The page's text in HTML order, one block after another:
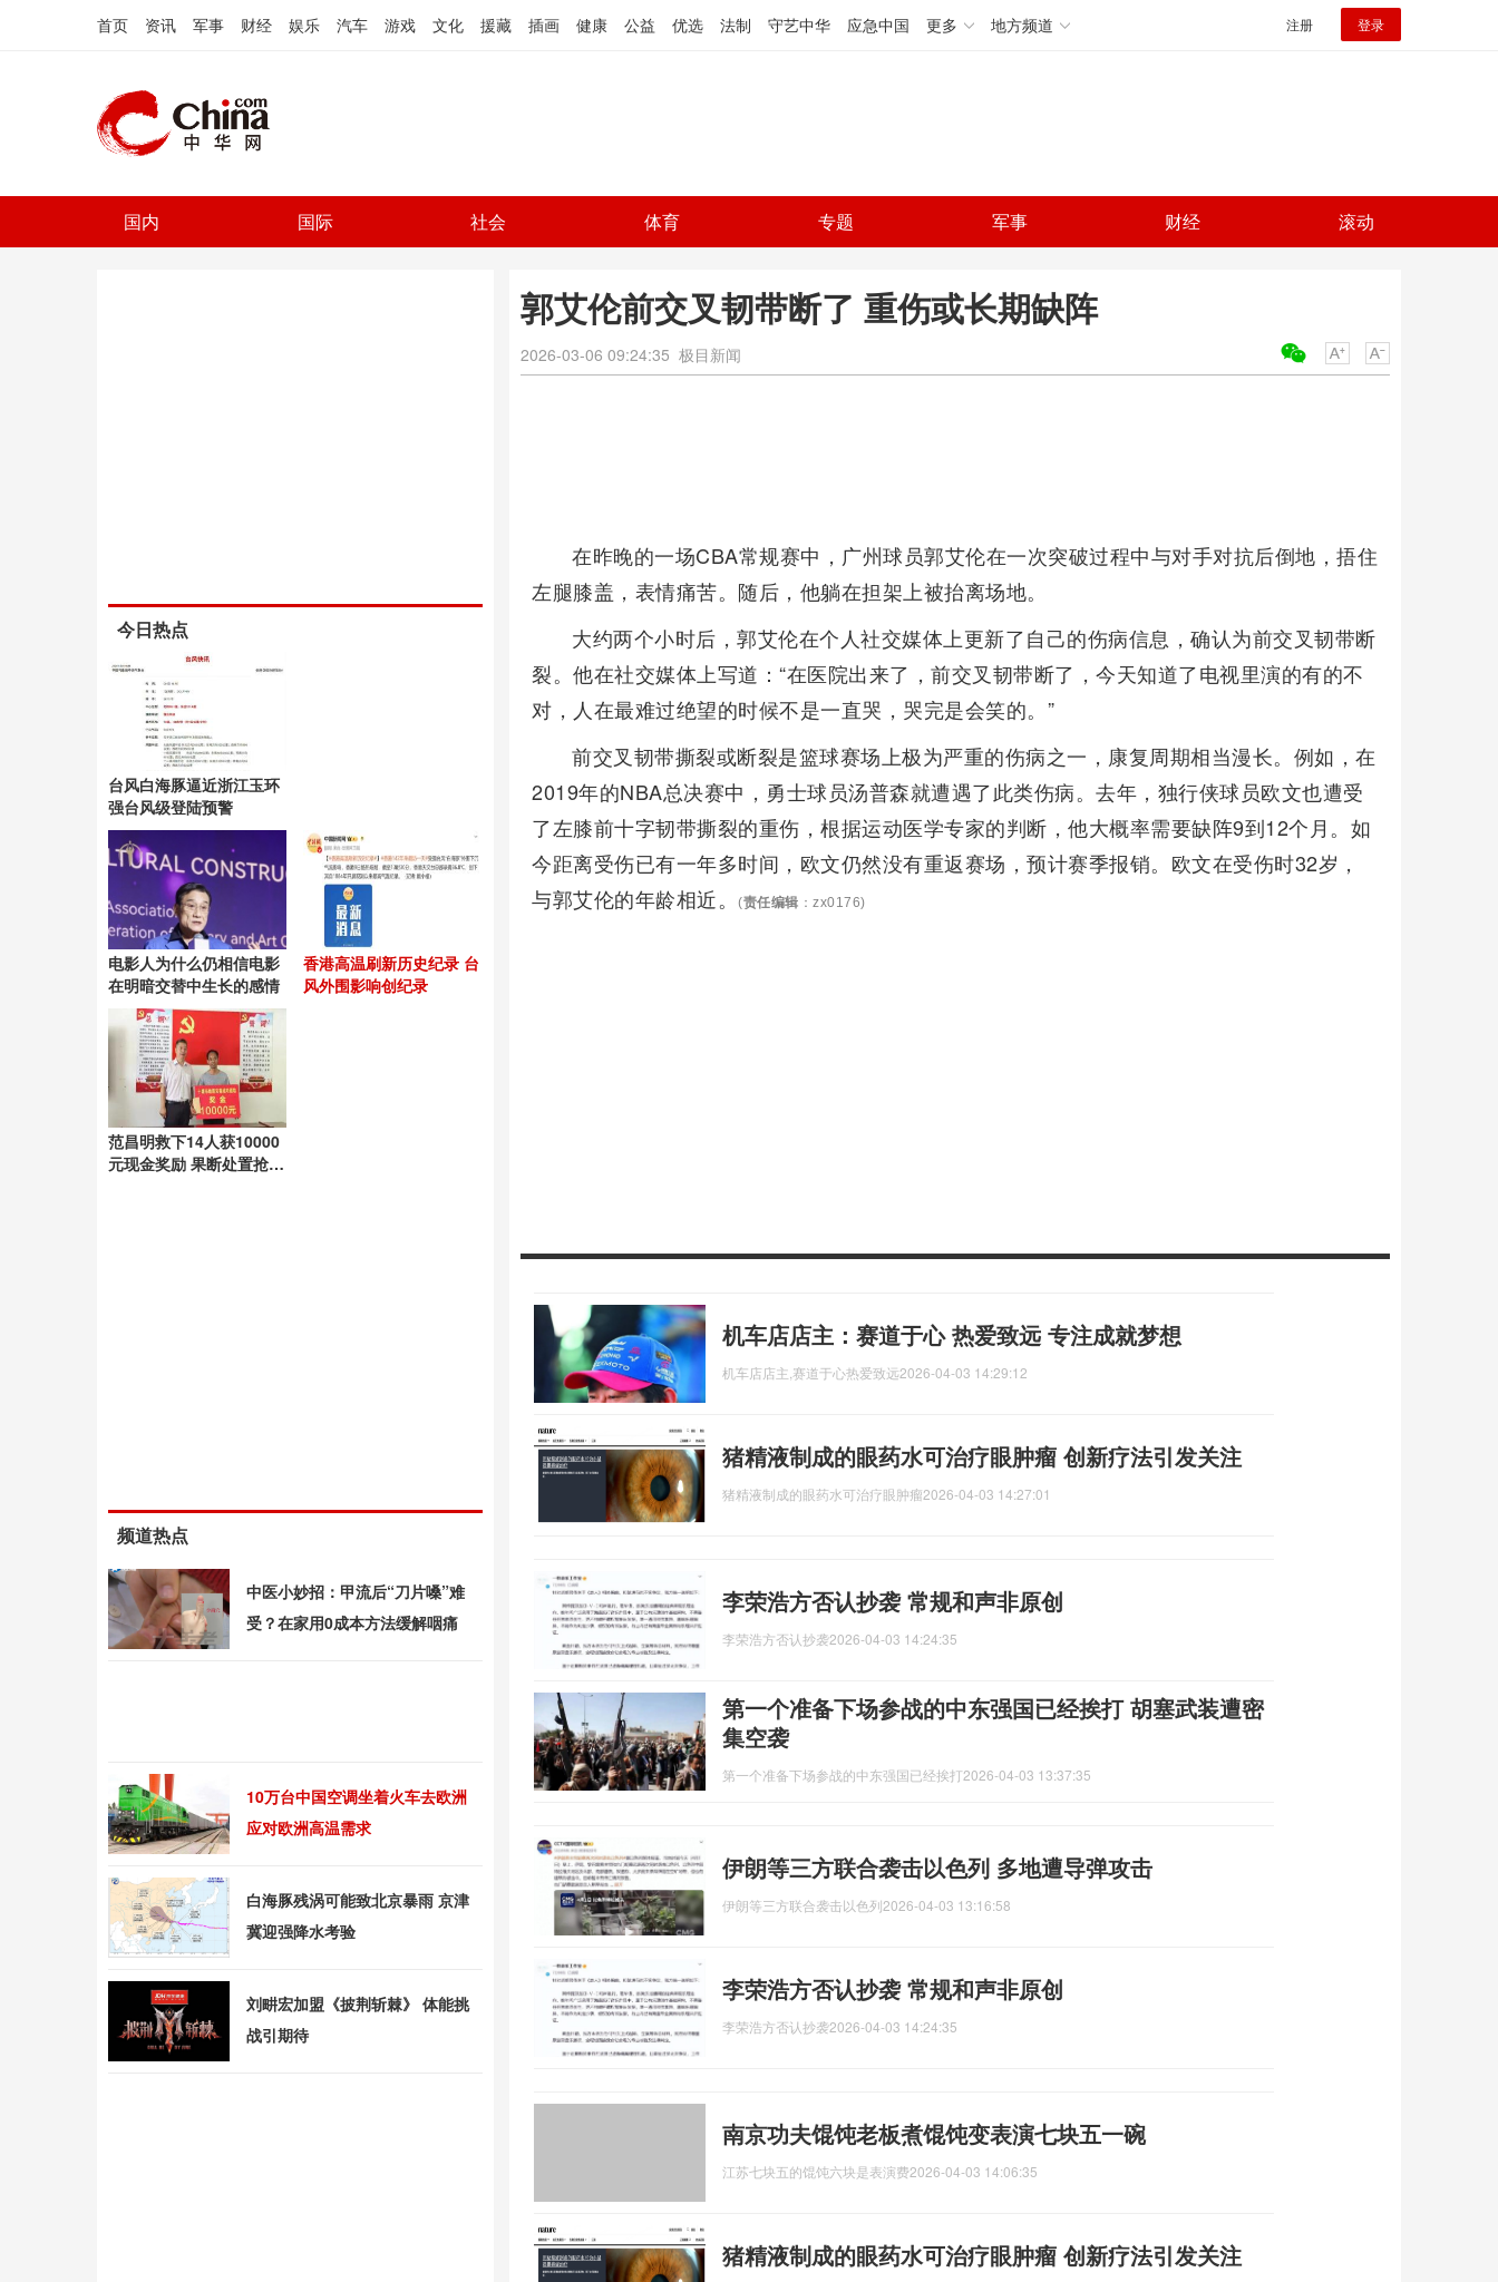
首页 资讯 军事 财经 娱乐 汽车 游戏 文化 援藏 插画 健康 公益 优选 法制 守艺中华 应急中国 更多 地方频道 注册 登录
国内 国际 社会 体育 专题 军事 财经 滚动
郭艾伦前交叉韧带断了 重伤或长期缺阵
2026-03-06 09:24:35 极目新闻
在昨晚的一场CBA常规赛中，广州球员郭艾伦在一次突破过程中与对手对抗后倒地，捂住
左腿膝盖，表情痛苦。随后，他躺在担架上被抬离场地。
大约两个小时后，郭艾伦在个人社交媒体上更新了自己的伤病信息，确认为前交叉韧带断
裂。他在社交媒体上写道：“在医院出来了，前交叉韧带断了，今天知道了电视里演的有的不
对，人在最难过绝望的时候不是一直哭，哭完是会笑的。”
前交叉韧带撕裂或断裂是篮球赛场上极为严重的伤病之一，康复周期相当漫长。例如，在
2019年的NBA总决赛中，勇士球员汤普森就遭遇了此类伤病。去年，独行侠球员欧文也遭受
了左膝前十字韧带撕裂的重伤，根据运动医学专家的判断，他大概率需要缺阵9到12个月。如
今距离受伤已有一年多时间，欧文仍然没有重返赛场，预计赛季报销。欧文在受伤时32岁，
与郭艾伦的年龄相近。
(责任编辑 ：zx0176)
机车店店主：赛道于心 热爱致远 专注成就梦想
机车店店主,赛道于心热爱致远2026-04-03 14:29:12
猪精液制成的眼药水可治疗眼肿瘤 创新疗法引发关注
猪精液制成的眼药水可治疗眼肿瘤2026-04-03 14:27:01
李荣浩方否认抄袭 常规和声非原创
李荣浩方否认抄袭2026-04-03 14:24:35
第一个准备下场参战的中东强国已经挨打 胡塞武装遭密
集空袭
第一个准备下场参战的中东强国已经挨打2026-04-03 13:37:35
伊朗等三方联合袭击以色列 多地遭导弹攻击
伊朗等三方联合袭击以色列2026-04-03 13:16:58
李荣浩方否认抄袭 常规和声非原创
李荣浩方否认抄袭2026-04-03 14:24:35
南京功夫馄饨老板煮馄饨变表演七块五一碗
江苏七块五的馄饨六块是表演费2026-04-03 14:06:35
猪精液制成的眼药水可治疗眼肿瘤 创新疗法引发关注
今日热点
台风白海豚逼近浙江玉环
强台风级登陆预警
电影人为什么仍相信电影
在明暗交替中生长的感情
香港高温刷新历史纪录 台
风外围影响创纪录
范昌明救下14人获10000
元现金奖励 果断处置抢出
频道热点
中医小妙招：甲流后“刀片嗓”难
受？在家用0成本方法缓解咽痛
10万台中国空调坐着火车去欧洲
应对欧洲高温需求
白海豚残涡可能致北京暴雨 京津
冀迎强降水考验
刘畊宏加盟《披荆斩棘》 体能挑
战引期待